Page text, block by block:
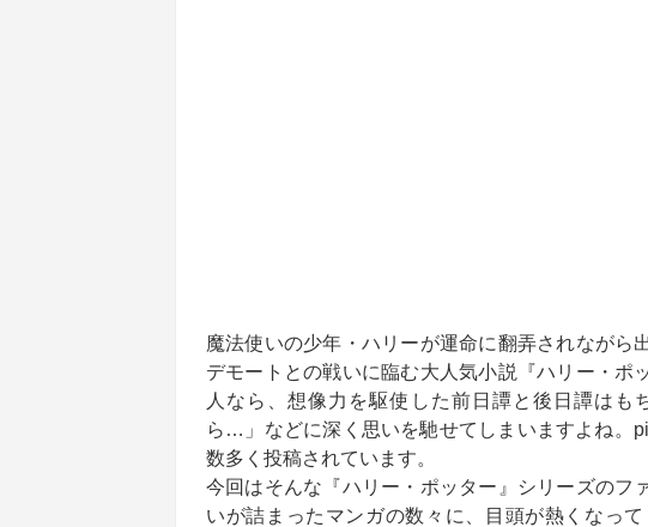
魔法使いの少年・ハリーが運命に翻弄されながら
デモートとの戦いに臨む大人気小説『ハリー・ポ
人なら、想像力を駆使した前日譚と後日譚は
ら…」などに深く思いを馳せてしまいますよね。
数多く投稿されています。
今回はそんな『ハリー・ポッター』シリーズのフ
いが詰まったマンガの数々に、目頭が熱くなっ